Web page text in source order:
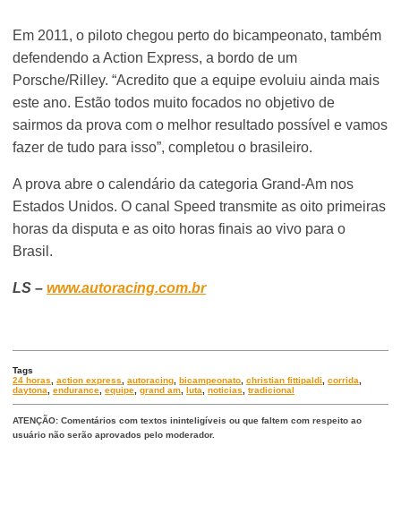
Em 2011, o piloto chegou perto do bicampeonato, também
defendendo a Action Express, a bordo de um
Porsche/Rilley. “Acredito que a equipe evoluiu ainda mais
este ano. Estão todos muito focados no objetivo de
sairmos da prova com o melhor resultado possível e vamos
fazer de tudo para isso”, completou o brasileiro.
A prova abre o calendário da categoria Grand-Am nos
Estados Unidos. O canal Speed transmite as oito primeiras
horas da disputa e as oito horas finais ao vivo para o
Brasil.
LS –www.autoracing.com.br
Tags
24 horas
,action express ,autoracing ,bicampeonato ,christian fittipaldi ,corrida
daytona
,endurance ,equipe ,grand am ,luta ,noticias ,tradicional
ATENÇÃO: Comentários com textos ininteligíveis ou que faltem com respeito ao
usuário não serão aprovados pelo moderador.